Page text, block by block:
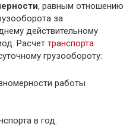
, равным отношению
за
действительному
Расчет транспорта
грузообороту:
работы
в год.